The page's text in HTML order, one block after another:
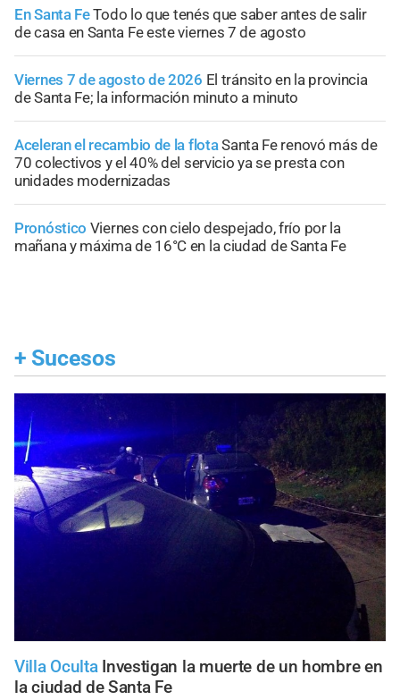
En Santa FeTodo lo que tenés que saber antes de salir
de casa en Santa Fe este viernes 7 de agosto
Viernes 7 de agosto de 2026 El tránsito en la provincia
de Santa Fe; la información minuto a minuto
Aceleran el recambio de la flotaSanta Fe renovó más de
70 colectivos y el 40% del servicio ya se presta con
unidades modernizadas
Pronóstico Viernes con cielo despejado, frío por la
mañana y máxima de 16°C en la ciudad de Santa Fe
+ Sucesos
Villa Oculta Investigan la muerte de un hombre en
la ciudad de Santa Fe